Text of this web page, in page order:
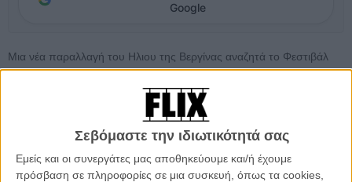
Σεβόμαστε την ιδιωτικότητά σας
Εμείς και οι συνεργάτες μας αποθηκεύουμε και/ή έχουμε
πρόσβαση σε πληροφορίες σε μια συσκευή, όπως τα cookies,
Google
Μια νέα παραλλαγή του Ηλιου της Βεργίνας αναζητά το Φεστιβάλ
Κινηματογράφου Θεσσαλονίκης για τα νέα του λογότυπα και τη νέα
του οπτική ταυτότητα που θα το φέρει στη νέα εποχή. Οσοι
ενδιαφέρεστε να αναλάβετε τον «επανασχεδιασμό» του Φεστιβάλ,
διαβάστε αναλυτικά παρακάτω.
Διαβάστε ακόμη:To «All That Jazz» σε ανοιχτή προβολή στο
Φεστιβάλ Κινηματογράφου Θεσσαλονίκης